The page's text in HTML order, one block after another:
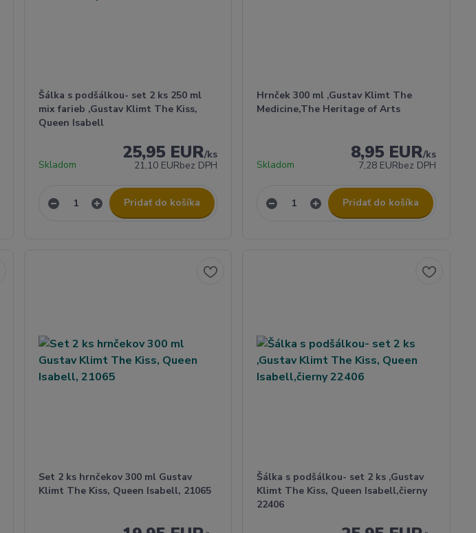
Šálka s podšálkou- set 2 ks 250 ml
mix farieb ,Gustav Klimt The Kiss,
Queen Isabell
25,95 EUR/ks
21,10 EURbez DPH
Skladom
Pridať do košíka
Hrnček 300 ml ,Gustav Klimt The
Medicine,The Heritage of Arts
8,95 EUR/ks
7,28 EURbez DPH
Skladom
Pridať do košíka
Set 2 ks hrnčekov 300 ml Gustav
Klimt The Kiss, Queen Isabell, 21065
Šálka s podšálkou- set 2 ks ,Gustav
Klimt The Kiss, Queen Isabell,čierny
22406